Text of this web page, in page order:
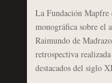
La Fundación Mapfre
monográfica sobre el
Raimundo de
retrospectiva
destacados del siglo